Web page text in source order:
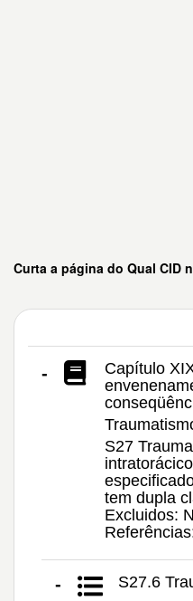
Curta a página do Qual CID
-
Capítulo
S27
tem dupla
Excluidos:
- S27.6